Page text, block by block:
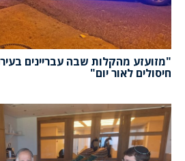
"מזועזע מהקלות שבה עבריינים
חיסולים לאור יום"